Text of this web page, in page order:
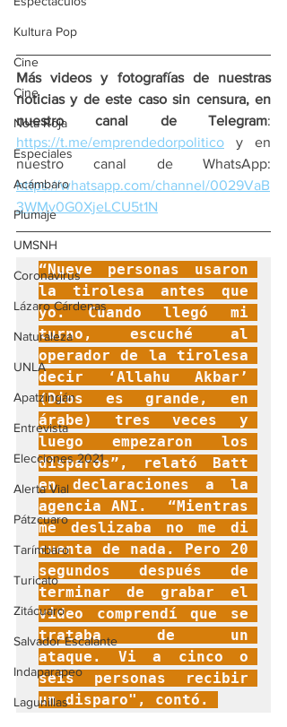
Kultura Pop
Cine
Cine
Nota Roja
Especiales
Acámbaro
Plumaje
UMSNH
Coronavirus
Lázaro Cárdenas
Naturaleza
UNLA
Apatzingán
Entrevista
Elecciones 2021
Alerta Vial
Pátzcuaro
Tarímbaro
Turicato
Zitácuaro
Salvador Escalante
Indaparapeo
Lagunillas
Más videos y fotografías de nuestras
noticias y de este caso sin censura, en
nuestro canal de Telegram
https://t.me/emprendedorpolitico y en
https://whatsapp.com/channel/0029VaB
3WMv0G0XjeLCU5t1N
“Nueve personas usaron
la tirolesa antes que
yo. Cuando llegó mi
turno, escuché al
operador de la tirolesa
decir ‘Allahu Akbar’
(Dios es grande, en
árabe) tres veces y
luego empezaron los
disparos”, relató Batt
en declaraciones a la
agencia ANI.  “Mientras
me deslizaba no me di
cuenta de nada. Pero 20
segundos después de
terminar de grabar el
video comprendí que se
trataba de un
ataque. Vi a cinco o
seis personas recibir
un disparo", contó.